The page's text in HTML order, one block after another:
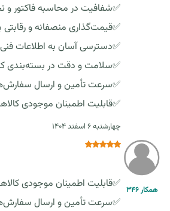
✅شفافیت در محاسبه فاکتور و
✅قیمت‌گذاری منصفانه و
✅دسترسی آسان به اطلاعات
✅سلامت و دقت در بسته‌بندی
✅سرعت تأمین و ارسال
✅قابلیت اطمینان موجودی
چهارشنبه ٦ اسفند ١٤٠٤
همکار 346
✅قابلیت اطمینان موجودی
✅سرعت تأمین و ارسال